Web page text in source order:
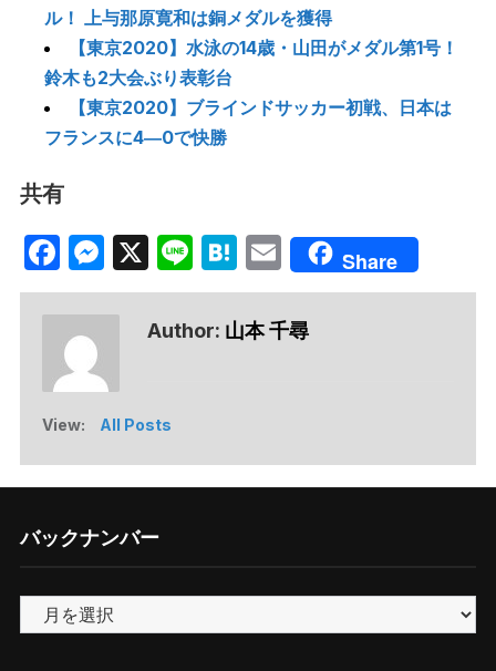
ル！ 上与那原寛和は銅メダルを獲得
【東京2020】水泳の14歳・山田がメダル第1号！
鈴木も2大会ぶり表彰台
【東京2020】ブラインドサッカー初戦、日本は
フランスに4―0で快勝
共有
Facebook
Messenger
X LineHatena
EmailShare
Author: 山本 千尋
View: All Posts
バックナンバー
ッ